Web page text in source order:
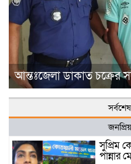
আন্তঃজেলা ডাকাত চক্রের
সুপ্রিম
পান্নার